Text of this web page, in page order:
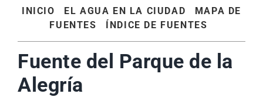
INICIO EL AGUA EN LA CIUDAD
MAPA DE
FUENTES
ÍNDICE DE FUENTES
Fuente del Parque de la
Alegría